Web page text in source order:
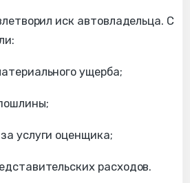
иск автовладельца. С
ущерба;
услуги оценщика;
расходов.